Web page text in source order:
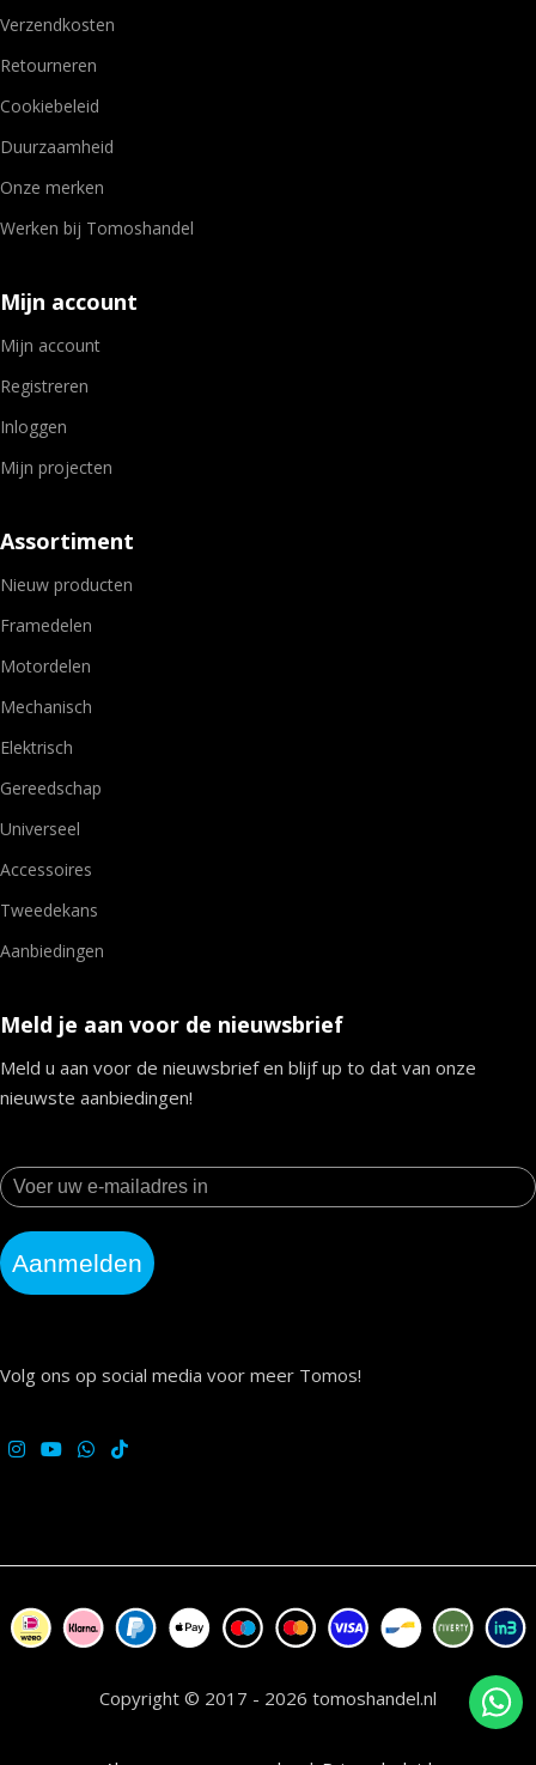
Verzendkosten
Retourneren
Cookiebeleid
Duurzaamheid
Onze merken
Werken bij Tomoshandel
Mijn account
Mijn account
Registreren
Inloggen
Mijn projecten
Assortiment
Nieuw producten
Framedelen
Motordelen
Mechanisch
Elektrisch
Gereedschap
Universeel
Accessoires
Tweedekans
Aanbiedingen
Meld je aan voor de nieuwsbrief
Meld u aan voor de nieuwsbrief en blijf up to dat van onze
nieuwste aanbiedingen!
Aanmelden
Volg ons op social media voor meer Tomos!
Copyright © 2017 - 2026 tomoshandel.nl